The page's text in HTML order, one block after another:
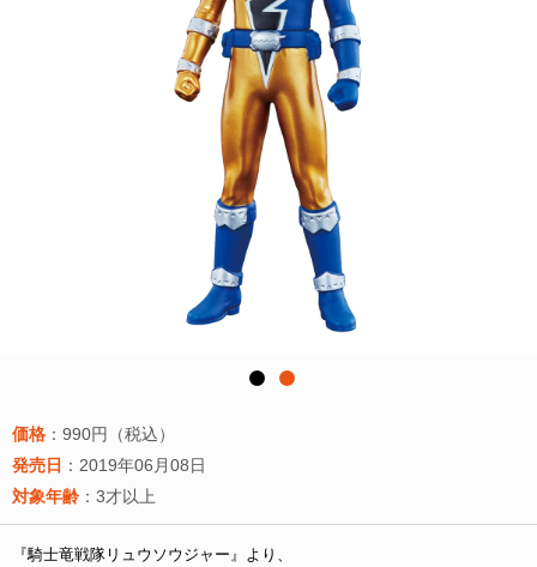
価格 ：990円（税込）
発売日 ：2019年06月08日
対象年齢 ：3才以上
『騎士竜戦隊リュウソウジャー』より、